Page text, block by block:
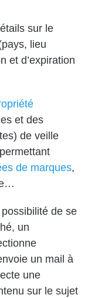
sur le
lieu
et d’expiration
et des
de veille
de marques,
de se
un
un mail à
une
sur le sujet